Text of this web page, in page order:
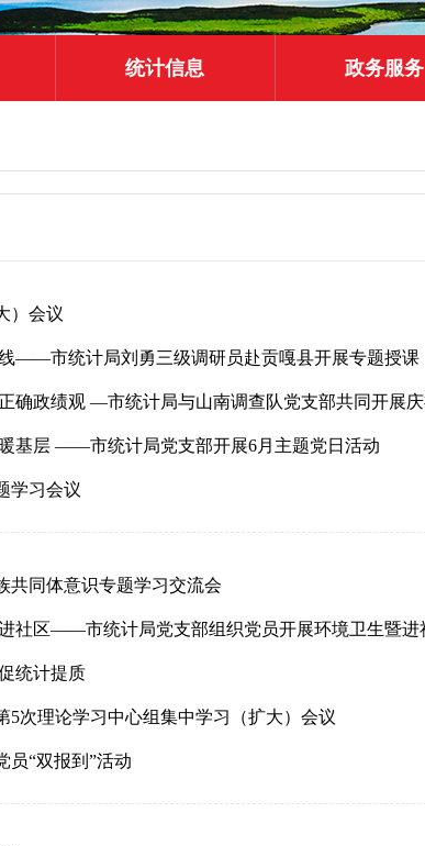
统计信息 政务服务
）会议
——市统计局刘勇三级调研员赴贡嘎县开展专题授课
基层 ——市统计局党支部开展6月主题党日活动
学习会议
共同体意识专题学习交流会
统计提质
5次理论学习中心组集中学习（扩大）会议
员“双报到”活动